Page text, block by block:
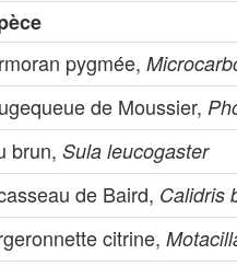
pygmée,
de Moussier,
brun,Sula leucogaster
de Baird, Calidris
citrine,